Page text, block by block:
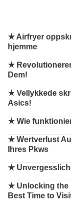
★Airfryer
hjemme
★
Dem!
★Vellykkede
Asics!
★Wie
★Wertverlust
Ihres Pkws
★
★ Unlocking the
Best Time to